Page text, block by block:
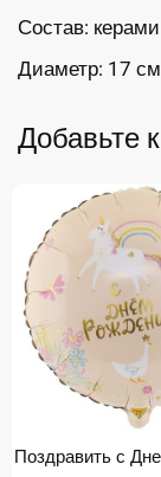
Состав:
Диаметр: 17
Добавьте
Поздравить с